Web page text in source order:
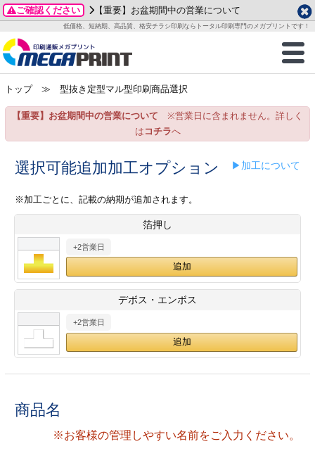
ご確認ください 【重要】お盆期間中の営業について
低価格、短納期、高品質、格安チラシ印刷ならトータル印刷専門のメガプリントです！
商品一覧
グッズ
ステッカー
ックカード印刷
業ツール印刷
＆盛り上げ印刷
ご利用ガイド
お客様へ
いて
方法
/送料について
刷
カード印刷
ックカード名刺
ムカード
型マル型印刷
ード印刷
印刷
データ作成ガイド
成前に
ガイド
加工指示ガイド
テンプレート
ード印刷
名刺印刷
ックカード
ード印刷
印刷
形マル型
印刷
一覧
わせ
り
プル請求
2026年 8月
月
火 水 木 金
土
1
3
4 5 6 7
8
15
24
25 26 27
29
土
1
2 3
8 9 10 11
12
14
15 16 17 18
19
25
26
28
29 30
トップ≫ 型抜き定型マル型印刷商品選択
【重要】お盆期間中の営業について ※営業日に含まれません。詳しく
は コチラへ
選択可能追加加工オプション ▶加工について
※加工ごとに、記載の納期が追加されます。
箔押し
+2営業日
デボス・エンボス
+2営業日
商品名
※お客様の管理しやすい名前をご入力ください。